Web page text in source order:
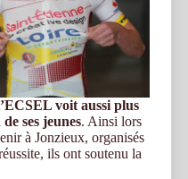
voit aussi plus
ses jeunes. Ainsi lors
à Jonzieux, organisés
ils ont soutenu la